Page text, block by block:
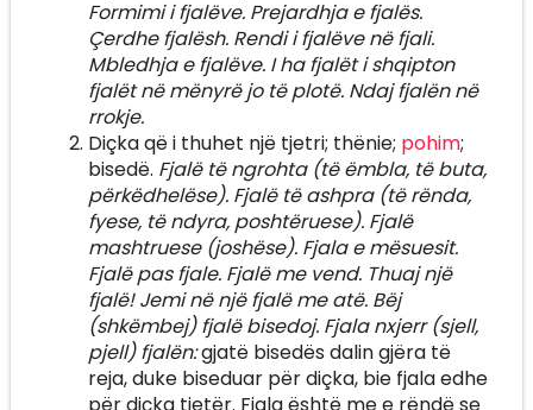
Formimi i fjalëve. Prejardhja e fjalës.
Çerdhe fjalësh. Rendi i fjalëve në fjali.
Mbledhja e fjalëve. I ha fjalët i shqipton
fjalët në mënyrë jo të plotë. Ndaj fjalën në
rrokje.
Diçka që i thuhet një tjetri; thënie; pohim;
bisedë. Fjalë të ngrohta (të ëmbla, të buta,
përkëdhelëse). Fjalë të ashpra (të rënda,
fyese, të ndyra, poshtëruese). Fjalë
mashtruese (joshëse). Fjala e mësuesit.
Fjalë pas fjale. Fjalë me vend. Thuaj një
fjalë! Jemi në një fjalë me atë. Bëj
(shkëmbej) fjalë bisedoj. Fjala nxjerr (sjell,
pjell) fjalën:gjatë bisedës dalin gjëra të
reja, duke biseduar për diçka, bie fjala edhe
për diçka tjetër. Fjala është me e rëndë se